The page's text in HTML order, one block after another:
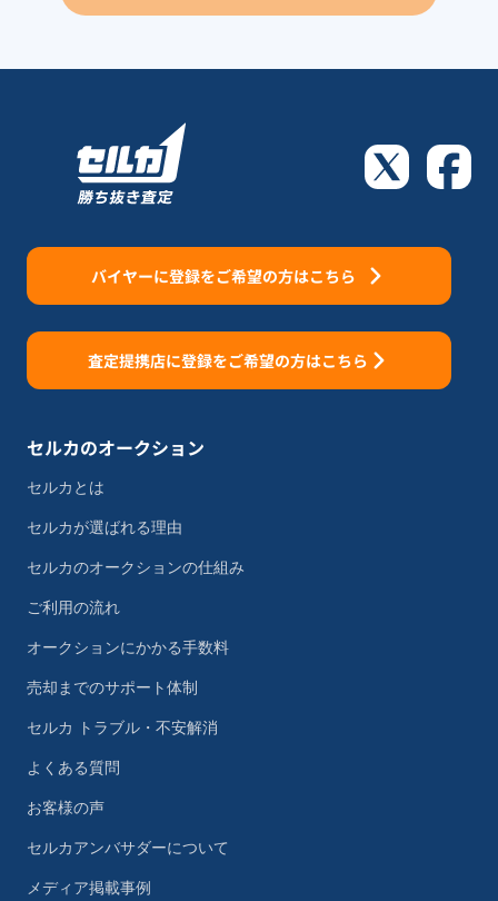
バイヤーに登録をご希望の方はこちら
査定提携店に登録をご希望の方はこちら
セルカのオークション
セルカとは
セルカが選ばれる理由
セルカのオークションの仕組み
ご利用の流れ
オークションにかかる手数料
売却までのサポート体制
セルカ トラブル・不安解消
よくある質問
お客様の声
セルカアンバサダーについて
メディア掲載事例